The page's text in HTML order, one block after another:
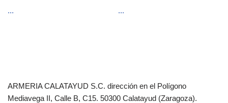
...
...
ARMERIA CALATAYUD S.C. dirección en el Polígono
Mediavega II, Calle B, C15. 50300 Calatayud (Zaragoza).